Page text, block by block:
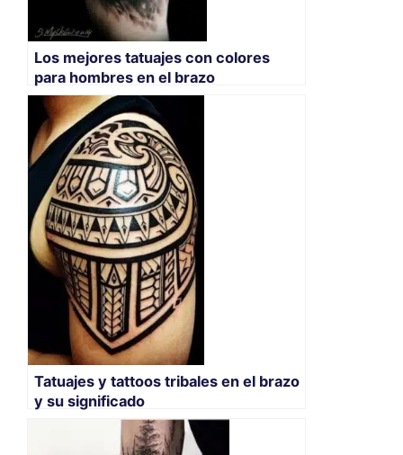
Los mejores tatuajes con colores
para hombres en el brazo
Tatuajes y tattoos tribales en el brazo
y su significado